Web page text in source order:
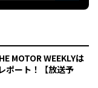
MOTOR WEEKLYは
ポート！【放送予